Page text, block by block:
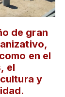
de gran
en el
el
y